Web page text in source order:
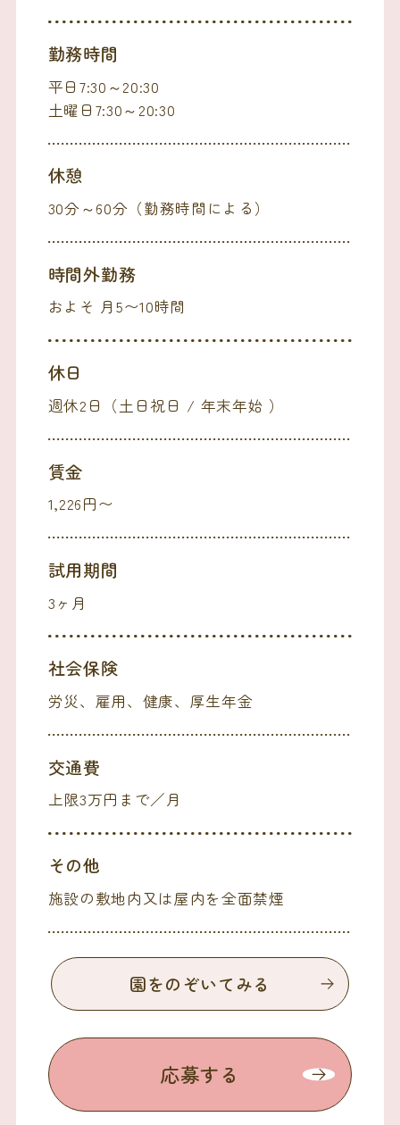
勤務時間
平日7:30～20:30
土曜日7:30～20:30
休憩
30分～60分（勤務時間による）
時間外勤務
およそ 月5〜10時間
休日
週休2日（土日祝日 / 年末年始 ）
賃金
1,226円〜
試用期間
3ヶ月
社会保険
労災、雇用、健康、厚生年金
交通費
上限3万円まで／月
その他
施設の敷地内又は屋内を全面禁煙
園をのぞいてみる
応募する